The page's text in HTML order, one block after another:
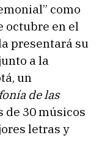
como
octubre en el
presentará su
a la
un
de las
de 30 músicos
letras y